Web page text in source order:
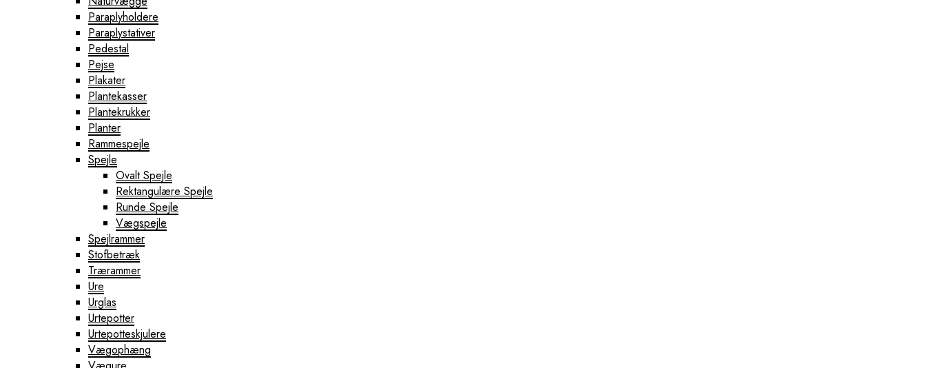
Paraplyholdere
Paraplystativer
Pedestal
Pejse
Plakater
Plantekasser
Plantekrukker
Planter
Rammespejle
Spejle
Ovalt Spejle
Rektangulære Spejle
Runde Spejle
Vægspejle
Spejlrammer
Stofbetræk
Trærammer
Ure
Urglas
Urtepotter
Urtepotteskjulere
Vægophæng